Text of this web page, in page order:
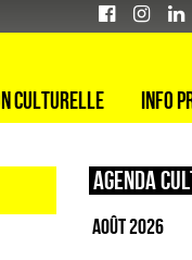
culturelle Info
Agenda